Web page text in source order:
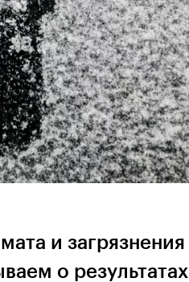
и загрязнения
о результатах